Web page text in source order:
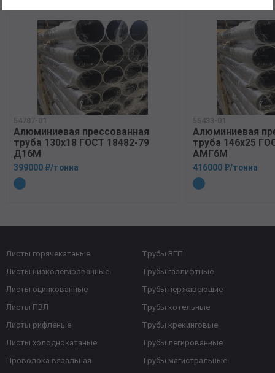
54787-01
Алюминиевая прессованная
труба 130х18 ГОСТ 18482-79
Д16М
399000 ₽/тонна
55433-01
Алюминиевая
труба 146х25
АМГ6М
416000 ₽/тонна
Листы горячекатаные
Листы низколегированные
Листы оцинкованные
Листы ПВЛ
Листы рифленые
Листы холоднокатаные
Проволока вязальная
Трубы ВГП
Трубы газлифтные
Трубы нержавеющие
Трубы котельные
Трубы крекинговые
Трубы легированные
Трубы магистральные